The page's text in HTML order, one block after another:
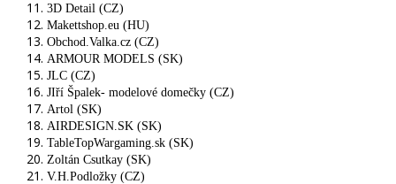
3D Detail (CZ)
Makettshop.eu (HU)
Obchod.Valka.cz (CZ)
ARMOUR MODELS (SK)
JLC (CZ)
JIří Špalek- modelové domečky (CZ)
Artol (SK)
AIRDESIGN.SK (SK)
TableTopWargaming.sk (SK)
Zoltán Csutkay (SK)
V.H.Podložky (CZ)